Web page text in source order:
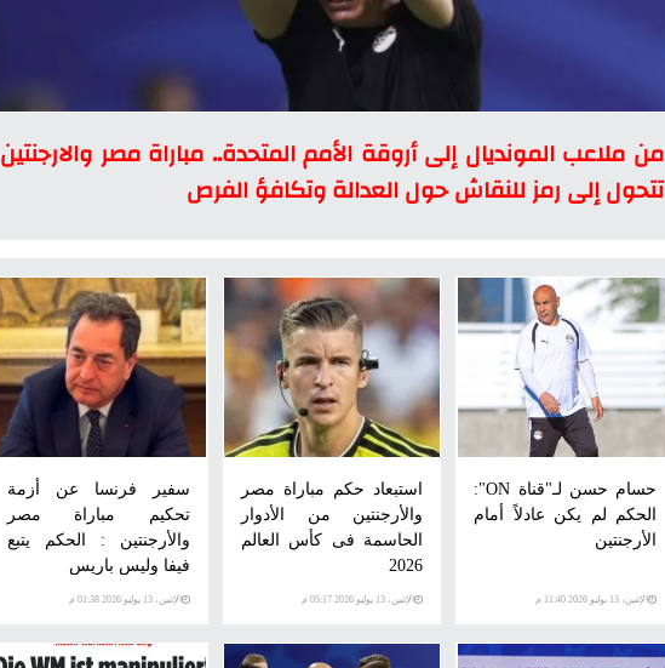
من ملاعب المونديال إلى أروقة الأمم المتحدة.. مباراة مصر والارجنتين
تتحول إلى رمز للنقاش حول العدالة وتكافؤ الفرص
حسام حسن لـ"قناة ON":
الحكم لم يكن عادلاً أمام
الأرجنتين
الإثنين، 13 يوليو 2026 11:40 م
استبعاد حكم مباراة مصر
والأرجنتين من الأدوار
الحاسمة فى كأس العالم
2026
الإثنين، 13 يوليو 2026 05:17 م
سفير فرنسا عن أزمة
تحكيم مباراة مصر
والأرجنتين : الحكم يتبع
فيفا وليس باريس
الإثنين، 13 يوليو 2026 01:38 م